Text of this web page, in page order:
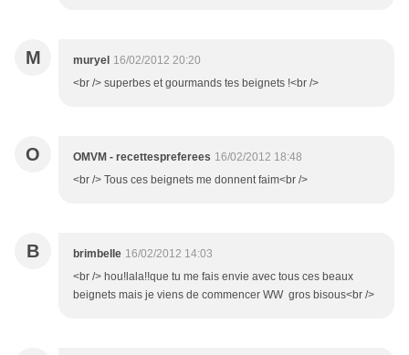
M muryel 16/02/2012 20:20
<br /> superbes et gourmands tes beignets !<br />
O OMVM - recettespreferees 16/02/2012 18:48
<br /> Tous ces beignets me donnent faim<br />
B brimbelle 16/02/2012 14:03
<br /> hou!lala!!que tu me fais envie avec tous ces beaux
beignets mais je viens de commencer WW gros bisous<br />